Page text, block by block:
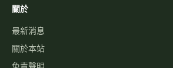
關於
最新消息
關於本站